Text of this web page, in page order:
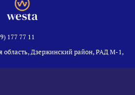
177 77 11
область, Дзержинский район, РАД М-1,